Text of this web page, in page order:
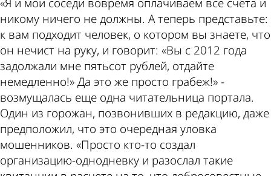
никому ничего не должны. А теперь представьте:
к вам подходит человек, о котором вы знаете, что
он нечист на руку, и говорит: «Вы с 2012 года
задолжали мне пятьсот рублей, отдайте
немедленно!» Да это же просто грабеж!» -
возмущалась еще одна читательница портала.
Один из горожан, позвонивших в редакцию, даже
предположил, что это очередная уловка
мошенников. «Просто кто-то создал
организацию-однодневку и разослал такие